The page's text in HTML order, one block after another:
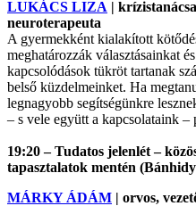
LUKÁCS LIZA |
neuroterapeuta
A gyermekként kialakított
meghatározzák választásainkat
kapcsolódások tükröt tartanak
belső küzdelmeinket. Ha
legnagyobb segítségünkre
– s vele együtt a kapcsolataink
19:20 – Tudatos jelenlét –
tapasztalatok mentén
MÁRKY ÁDÁM | orvos,